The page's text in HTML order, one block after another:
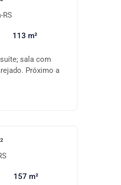
para viver bem
este imóvel
RS
113 m²
sala com
Próximo a
157 m²